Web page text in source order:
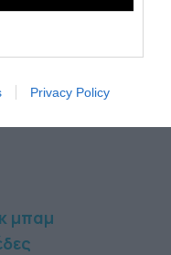
Privacy Policy
μπαμ